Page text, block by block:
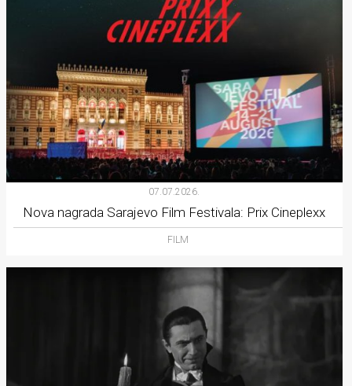
07.07.2026.
Nova nagrada Sarajevo Film Festivala: Prix Cineplexx
FILM